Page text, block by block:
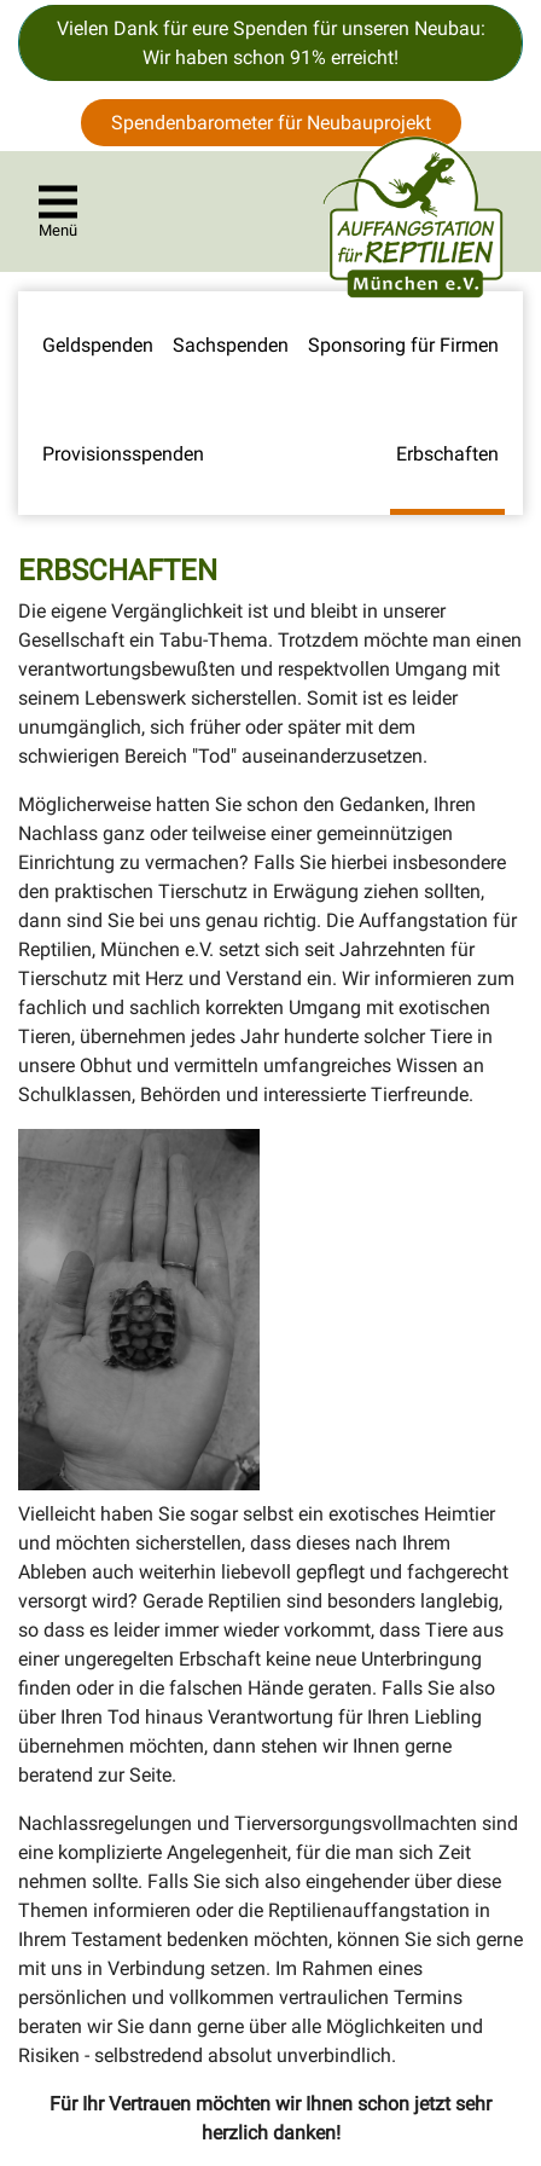
Vielen Dank für eure Spenden für unseren Neubau:
Wir haben schon 91% erreicht!
Spendenbarometer für Neubauprojekt
Menü
Geldspenden Sachspenden Sponsoring für Firmen
Provisionsspenden Erbschaften
ERBSCHAFTEN
Die eigene Vergänglichkeit ist und bleibt in unserer
Gesellschaft ein Tabu-Thema. Trotzdem möchte man einen
verantwortungsbewußten und respektvollen Umgang mit
seinem Lebenswerk sicherstellen. Somit ist es leider
unumgänglich, sich früher oder später mit dem
schwierigen Bereich "Tod" auseinanderzusetzen.
Möglicherweise hatten Sie schon den Gedanken, Ihren
Nachlass ganz oder teilweise einer gemeinnützigen
Einrichtung zu vermachen? Falls Sie hierbei insbesondere
den praktischen Tierschutz in Erwägung ziehen sollten,
dann sind Sie bei uns genau richtig. Die Auffangstation für
Reptilien, München e.V. setzt sich seit Jahrzehnten für
Tierschutz mit Herz und Verstand ein. Wir informieren zum
fachlich und sachlich korrekten Umgang mit exotischen
Tieren, übernehmen jedes Jahr hunderte solcher Tiere in
unsere Obhut und vermitteln umfangreiches Wissen an
Schulklassen, Behörden und interessierte Tierfreunde.
Vielleicht haben Sie sogar selbst ein exotisches Heimtier
und möchten sicherstellen, dass dieses nach Ihrem
Ableben auch weiterhin liebevoll gepflegt und fachgerecht
versorgt wird? Gerade Reptilien sind besonders langlebig,
so dass es leider immer wieder vorkommt, dass Tiere aus
einer ungeregelten Erbschaft keine neue Unterbringung
finden oder in die falschen Hände geraten. Falls Sie also
über Ihren Tod hinaus Verantwortung für Ihren Liebling
übernehmen möchten, dann stehen wir Ihnen gerne
beratend zur Seite.
Nachlassregelungen und Tierversorgungsvollmachten sind
eine komplizierte Angelegenheit, für die man sich Zeit
nehmen sollte. Falls Sie sich also eingehender über diese
Themen informieren oder die Reptilienauffangstation in
Ihrem Testament bedenken möchten, können Sie sich gerne
mit uns in Verbindung setzen. Im Rahmen eines
persönlichen und vollkommen vertraulichen Termins
beraten wir Sie dann gerne über alle Möglichkeiten und
Risiken - selbstredend absolut unverbindlich.
Für Ihr Vertrauen möchten wir Ihnen schon jetzt sehr
herzlich danken!